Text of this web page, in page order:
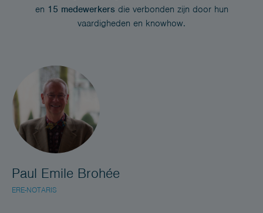
en 15 medewerkersdie verbonden zijn door hun
vaardigheden en knowhow.
Paul Emile Brohée
ERE-NOTARIS